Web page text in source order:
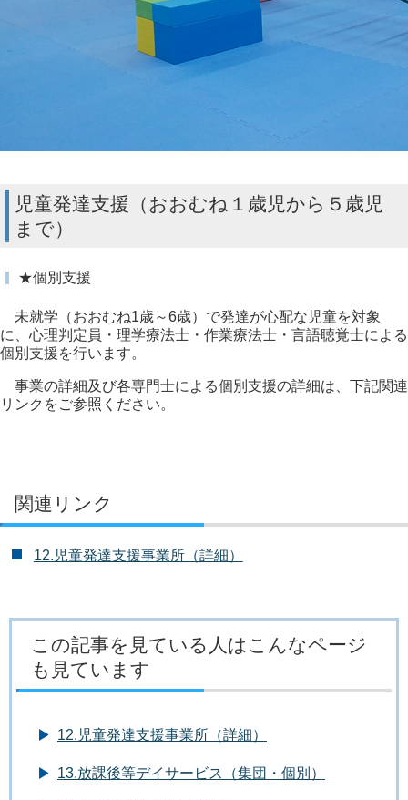
児童発達支援（おおむね１歳児から５歳児
まで）
★個別支援
未就学（おおむね1歳～6歳）で発達が心配な児童を対象
に、心理判定員・理学療法士・作業療法士・言語聴覚士による
個別支援を行います。
事業の詳細及び各専門士による個別支援の詳細は、下記関連
リンクをご参照ください。
関連リンク
12.児童発達支援事業所（詳細）
この記事を見ている人はこんなページ
も見ています
12.児童発達支援事業所（詳細）
13.放課後等デイサービス（集団・個別）